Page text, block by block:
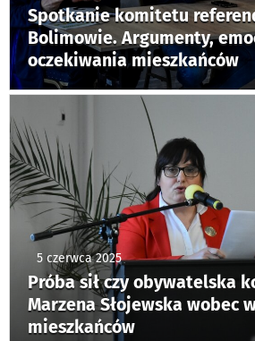
Spotkanie komitetu
Bolimowie. Argumenty,
oczekiwania mieszkańców
5 czerwca 2025
Próba sił czy obywatelska
Marzena Słojewska wobec
mieszkańców